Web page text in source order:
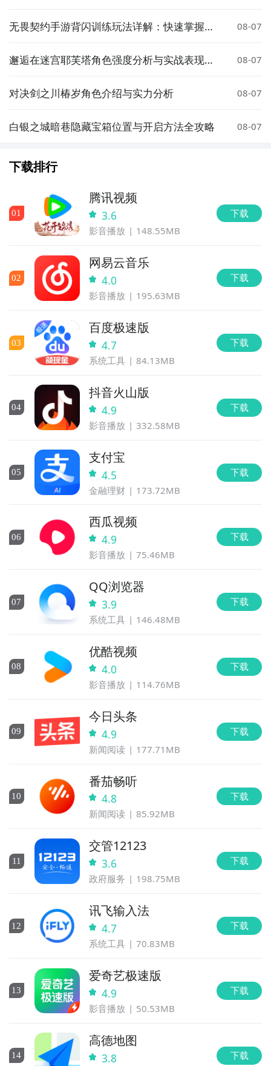
无畏契约手游背闪训练玩法详解：快速掌握背
08-07
邂逅在迷宫耶芙塔角色强度分析与实战表现评
08-07
对决剑之川椿岁角色介绍与实力分析 08-07
白银之城暗巷隐藏宝箱位置与开启方法全攻略 08-07
下载排行
01
腾讯视频
3.6
影音播放 148.55MB
下载
02
网易云音乐
4.0
影音播放 195.63MB
下载
03
百度极速版
4.7
系统工具 84.13MB
下载
04
抖音火山版
4.9
影音播放 332.58MB
下载
05
支付宝
4.5
金融理财 173.72MB
下载
06
西瓜视频
4.9
影音播放 75.46MB
下载
07
QQ浏览器
3.9
系统工具 146.48MB
下载
08
优酷视频
4.0
影音播放 114.76MB
下载
09
今日头条
4.9
新闻阅读 177.71MB
下载
10
番茄畅听
4.8
新闻阅读 85.92MB
下载
11
交管12123
3.6
政府服务 198.75MB
下载
12
讯飞输入法
4.7
系统工具 70.83MB
下载
13
爱奇艺极速版
4.9
影音播放 50.53MB
下载
14
高德地图
3.8 下载